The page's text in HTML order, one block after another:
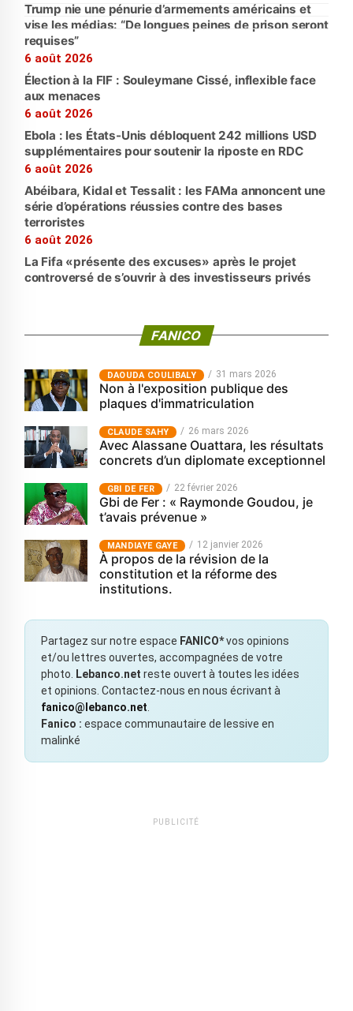
Trump nie une pénurie d’armements américains et
vise les médias: “De longues peines de prison seront
requises”
6 août 2026
Élection à la FIF : Souleymane Cissé, inflexible face
aux menaces
6 août 2026
Ebola : les États-Unis débloquent 242 millions USD
supplémentaires pour soutenir la riposte en RDC
6 août 2026
Abéibara, Kidal et Tessalit : les FAMa annoncent une
série d’opérations réussies contre des bases
terroristes
6 août 2026
La Fifa «présente des excuses» après le projet
controversé de s’ouvrir à des investisseurs privés
FANICO
‎DAOUDA COULIBALY 31 mars 2026
Non à l'exposition publique des
plaques d'immatriculation
CLAUDE SAHY 26 mars 2026
Avec Alassane Ouattara, les résultats
concrets d’un diplomate exceptionnel
GBI DE FER 22 février 2026
Gbi de Fer : « Raymonde Goudou, je
t’avais prévenue »
MANDIAYE GAYE 12 janvier 2026
À propos de la révision de la
constitution et la réforme des
institutions.
Partagez sur notre espace FANICO*vos opinions
et/ou lettres ouvertes, accompagnées de votre
photo.
Lebanco.net reste ouvert à toutes les idées
et opinions. Contactez-nous en nous écrivant à
fanico@lebanco.net
Fanico : espace communautaire de lessive en
malinké
PUBLICITÉ